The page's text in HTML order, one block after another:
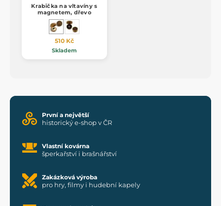
Krabička na vltavíny s
magnetem, dřevo
510 Kč
Skladem
První a největší
historický e-shop v ČR
Vlastní kovárna
šperkařství i brašnářství
Zakázková výroba
pro hry, filmy i hudební kapely